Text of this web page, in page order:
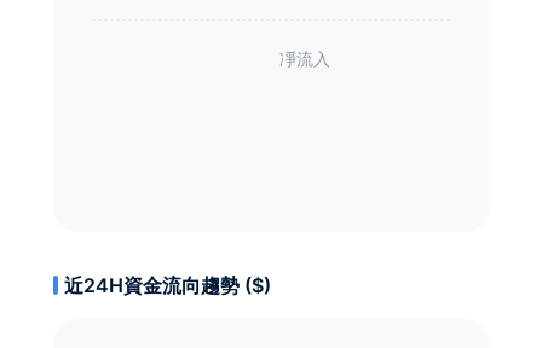
近24H資金流向趨勢 ($)